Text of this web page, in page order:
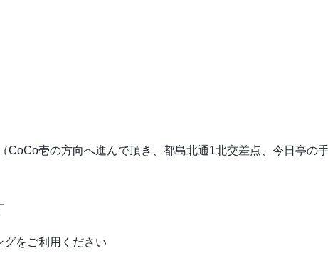
CoCo壱の方向へ進んで頂き、都島北通1北交差点、今日亭の
をご利用ください